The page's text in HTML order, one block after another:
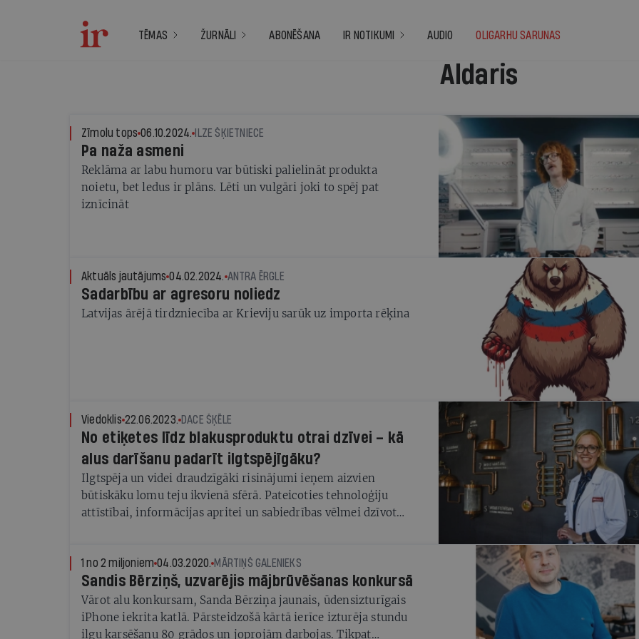
TĒMAS ŽURNĀLI ABONĒŠANA IR NOTIKUMI AUDIO OLIGARHU SARUNAS
Aldaris
Zīmolu tops 06.10.2024. ILZE ŠĶIETNIECE
Pa naža asmeni
Reklāma ar labu humoru var būtiski palielināt produkta
noietu, bet ledus ir plāns. Lēti un vulgāri joki to spēj pat
iznīcināt
Aktuāls jautājums 04.02.2024. ANTRA ĒRGLE
Sadarbību ar agresoru noliedz
Latvijas ārējā tirdzniecība ar Krieviju sarūk uz importa rēķina
Viedoklis 22.06.2023. DACE ŠĶĒLE
No etiķetes līdz blakusproduktu otrai dzīvei – kā
alus darīšanu padarīt ilgtspējīgāku?
Ilgtspēja un videi draudzīgāki risinājumi ieņem aizvien
būtiskāku lomu teju ikvienā sfērā. Pateicoties tehnoloģiju
attīstībai, informācijas apritei un sabiedrības vēlmei dzīvot
Videi draudzīgākas etiķetes, pārdomāts, otrreiz izmantojams
iepakojums, ražošanas process ar resursu taupīšanas
mehānismiem – šīs ir tikai dažas no lietām, kas palīdz darīt alu
ilgtspējīgāk.
1 no 2 miljoniem 04.03.2020. MĀRTIŅŠ GALENIEKS
Sandis Bērziņš, uzvarējis mājbrūvēšanas konkursā
Vārot alu konkursam, Sanda Bērziņa jaunais, ūdensizturīgais
iPhone iekrita katlā. Pārsteidzošā kārtā ierīce izturēja stundu
ilgu karsēšanu 80 grādos un joprojām darbojas. Tikpat